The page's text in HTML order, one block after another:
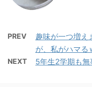
PREV
趣味が一つ増え
が、私がハマる
NEXT 5年生2学期も